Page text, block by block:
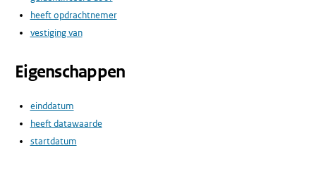
heeft opdrachtnemer
vestiging van
Eigenschappen
einddatum
heeft datawaarde
startdatum